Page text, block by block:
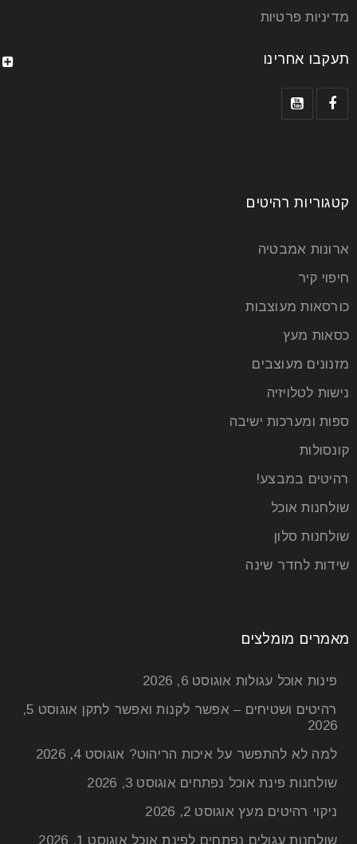
מדיניות פרטיות
תעקבו אחרינו
קטגוריות רהיטים
ארונות אמבטיה
חיפוי קיר
כורסאות מעוצבות
כסאות מעץ
מזנונים מעוצבים
נישות לטלויזיה
ספות ומערכות ישיבה
קונסולות
רהיטים במבצע!
שולחנות אוכל
שולחנות סלון
שידות לחדר שינה
מאמרים מומלצים
פינות אוכל עגולות אוגוסט 6, 2026
רהיטים ושטיחים – אפשר לקנות ואפשר לתקן
אוגוסט 5,
2026
למה לא להתפשר על איכות הריהוט? אוגוסט 4, 2026
שולחנות פינת אוכל נפתחים אוגוסט 3, 2026
ניקוי רהיטים מעץ אוגוסט 2, 2026
שולחנות עגולים נפתחים לפינת אוכל אוגוסט 1, 2026